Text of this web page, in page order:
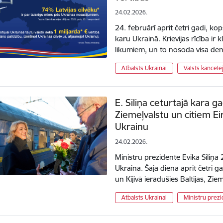
24.02.2026.
24. februārī aprit četri gadi,
karu Ukrainā. Krievijas rīcība ir
likumiem, un to nosoda visa
Atbalsts Ukrainai Valsts
E. Siliņa ceturtajā kara
Ziemeļvalstu un citiem
Ukrainu
24.02.2026.
Ministru prezidente Evika
Ukrainā. Šajā dienā aprit četri
un Kijivā ieradušies Baltijas,
Atbalsts Ukrainai Ministru